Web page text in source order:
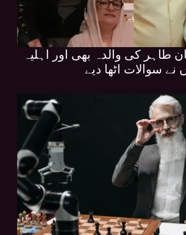
طاہر کی والدہ بھی اور اہلیہ
نے سوالات اٹھا دیے